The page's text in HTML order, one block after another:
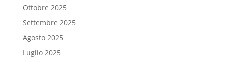
Ottobre 2025
Settembre 2025
Agosto 2025
Luglio 2025